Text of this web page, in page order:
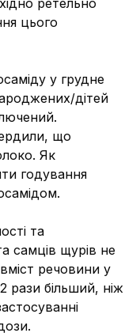
ретельно
цього
у грудне
дітей
що
Як
годування
та
самців щурів не
речовини у
рази більший, ніж